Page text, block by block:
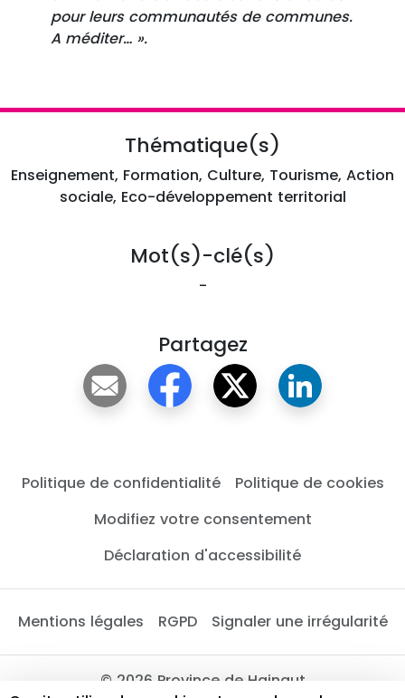
pour leurs communautés de communes.
A méditer… ».
Thématique(s)
Enseignement, Formation, Culture, Tourisme, Action
sociale, Eco-développement territorial
Mot(s)-clé(s)
-
Partagez
Politique de confidentialité
Politique de cookies
Modifiez votre consentement
Déclaration d'accessibilité
Mentions légales RGPD Signaler une irrégularité
© 2026 Province de Hainaut